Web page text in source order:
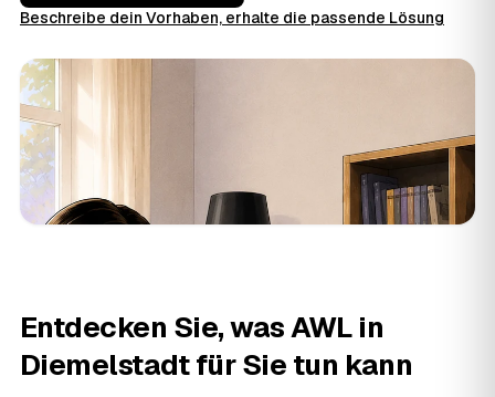
Beschreibe dein Vorhaben, erhalte die passende Lösung
Entdecken Sie, was AWL in
Diemelstadt für Sie tun kann